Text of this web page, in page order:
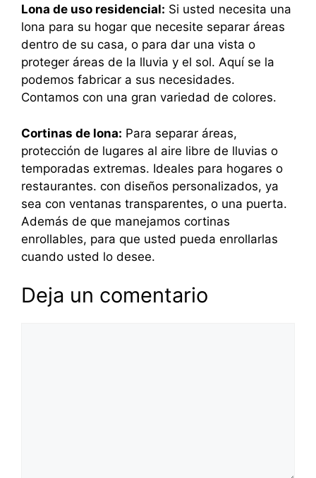
Lona de uso residencial: Si usted necesita una
lona para su hogar que necesite separar áreas
dentro de su casa, o para dar una vista o
proteger áreas de la lluvia y el sol. Aquí se la
podemos fabricar a sus necesidades.
Contamos con una gran variedad de colores.
Cortinas de lona: Para separar áreas,
protección de lugares al aire libre de lluvias o
temporadas extremas. Ideales para hogares o
restaurantes. con diseños personalizados, ya
sea con ventanas transparentes, o una puerta.
Además de que manejamos cortinas
enrollables, para que usted pueda enrollarlas
cuando usted lo desee.
Deja un comentario